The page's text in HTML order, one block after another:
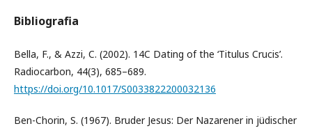
Bibliografia
Bella, F., & Azzi, C. (2002). 14C Dating of the ‘Titulus Crucis’.
Radiocarbon, 44(3), 685–689.
https://doi.org/10.1017/S0033822200032136
Ben-Chorin, S. (1967). Bruder Jesus: Der Nazarener in jüdischer